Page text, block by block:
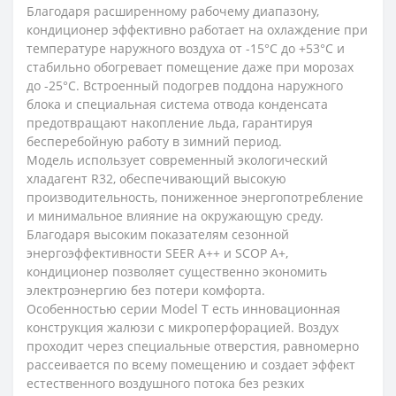
Благодаря расширенному рабочему диапазону,
кондиционер эффективно работает на охлаждение при
температуре наружного воздуха от -15°C до +53°C и
стабильно обогревает помещение даже при морозах
до -25°C. Встроенный подогрев поддона наружного
блока и специальная система отвода конденсата
предотвращают накопление льда, гарантируя
бесперебойную работу в зимний период.
Модель использует современный экологический
хладагент R32, обеспечивающий высокую
производительность, пониженное энергопотребление
и минимальное влияние на окружающую среду.
Благодаря высоким показателям сезонной
энергоэффективности SEER A++ и SCOP A+,
кондиционер позволяет существенно экономить
электроэнергию без потери комфорта.
Особенностью серии Model T есть инновационная
конструкция жалюзи с микроперфорацией. Воздух
проходит через специальные отверстия, равномерно
рассеивается по всему помещению и создает эффект
естественного воздушного потока без резких